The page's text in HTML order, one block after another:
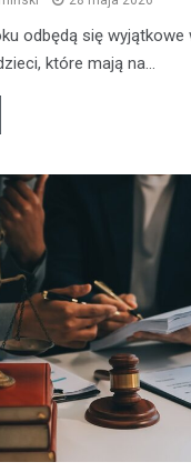
odbędą się
które mają na…